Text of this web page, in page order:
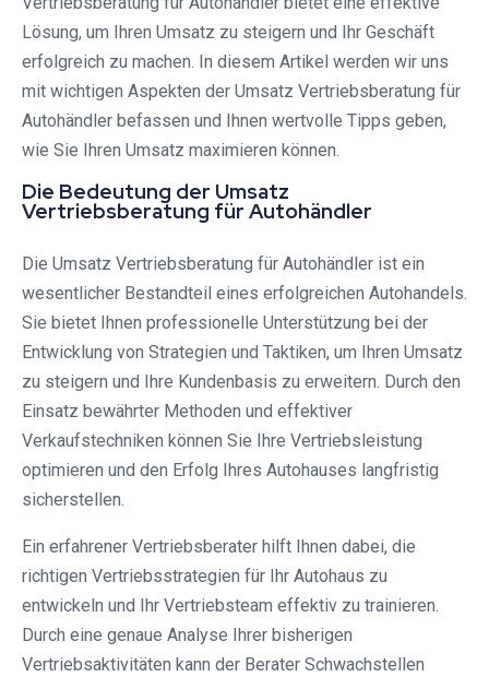
Lösung, um Ihren Umsatz zu steigern und Ihr Geschäft
erfolgreich zu machen. In diesem Artikel werden wir uns
mit wichtigen Aspekten der Umsatz Vertriebsberatung für
Autohändler befassen und Ihnen wertvolle Tipps geben,
wie Sie Ihren Umsatz maximieren können.
Die Bedeutung der Umsatz
Vertriebsberatung für Autohändler
Die Umsatz Vertriebsberatung für Autohändler ist ein
wesentlicher Bestandteil eines erfolgreichen Autohandels.
Sie bietet Ihnen professionelle Unterstützung bei der
Entwicklung von Strategien und Taktiken, um Ihren Umsatz
zu steigern und Ihre Kundenbasis zu erweitern. Durch den
Einsatz bewährter Methoden und effektiver
Verkaufstechniken können Sie Ihre Vertriebsleistung
optimieren und den Erfolg Ihres Autohauses langfristig
sicherstellen.
Ein erfahrener Vertriebsberater hilft Ihnen dabei, die
richtigen Vertriebsstrategien für Ihr Autohaus zu
entwickeln und Ihr Vertriebsteam effektiv zu trainieren.
Durch eine genaue Analyse Ihrer bisherigen
Vertriebsaktivitäten kann der Berater Schwachstellen